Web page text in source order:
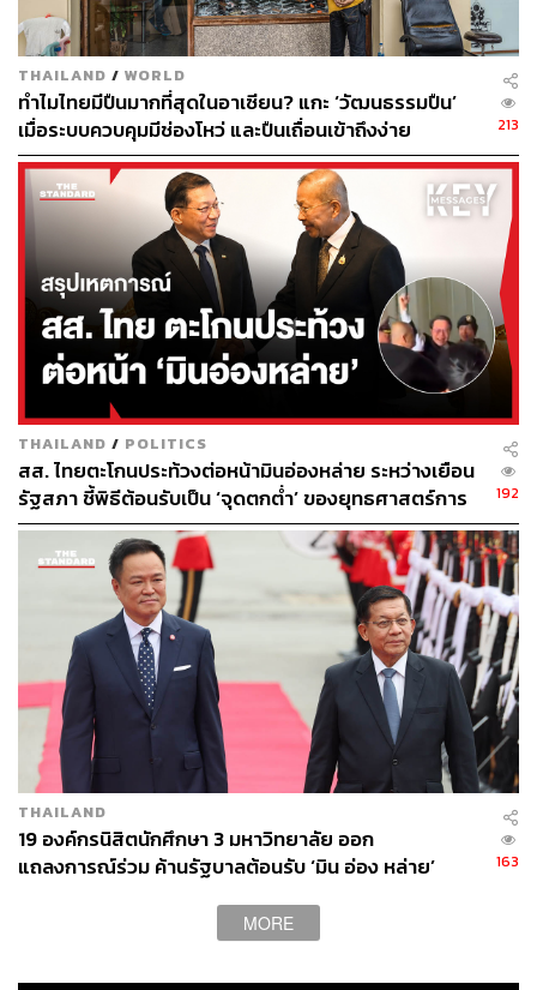
โดยเฉพาะพลังงานสะอาด โดยหวังเหว่ยจง ผู้ว่าการมณฑล
กวางตุ้งมีแผนเดินทางเยือนไทยในเดือนหน้า ซึ่งเขาหวังว่าทั้ง
สองฝ่ายจะใช้โอกาสนี้ตกลงความร่วมมือและการแลกเปลี่ยน
กันมากขึ้น อรรถยุทธ์กล่าว
ส่วนอุตสาหกรรมดิจิทัลนั้นมองว่าไทยยังคงพึ่งพาเงินสดและ
บัตรเครดิตในการชำระเงิน และใช้ดินสอหรือสีน้ำในการ
ออกแบบ ซึ่งเป็นลักษณะของประเทศที่ยังคงวิถีชีวิตดั้งเดิม
อาจเป็นโอกาสในการเรียนรู้แนวคิดดิจิทัลจากจีนอย่างเต็มที่
ในอนาคต
หรืออย่างประเทศต่างๆ ในเอเชียตะวันออกเฉียงใต้ที่มีวิถีที่คง
ไว้ซึ่งความดั้งเดิม เช่น ถ้าคุณไปอินโดนีเซีย, สปป.ลาว และ
กัมพูชา พวกเขายังรับวิถีชีวิตแบบดิจิทัลไม่มากนัก หรือถ้า
คุณไปเมียนมา จะพบว่ายังใช้เทคโนโลยีเก่าอยู่
ทั้งนี้ ตามการรายงานของ World Bank ระบุว่า จุดอ่อนของ
นวัตกรรมในประเทศไทยคือขาดแคลนบุคลากรด้านเทคนิค
การผลิตทางวิทยาศาสตร์ที่อ่อนแอ และการเข้าถึงแหล่งเงิน
ทุนที่จำกัด ส่งผลต่อการเติบโตของบริษัทขนาดกลางและ
ขนาดย่อม ดังนั้นล้วนเป็นโอกาสของอุตสาหกรรมดิจิทัลทั้ง
“เมื่อเราดูความสัมพันธ์ของเรากับจีน มันเป็นมากกว่า
อุตสาหกรรมดิจิทัลหรืออุตสาหกรรมสร้างสรรค์ การเกษตรที่
เป็นความร่วมมือที่สำคัญระหว่างไทยและจีนที่มีมานานจะ
สามารถแลกเปลี่ยนอุตสาหกรรมระหว่างกันในทุกระดับ และ
จะกระชับการประสานงานและความร่วมมือในด้านพหุภาคี
รวมถึงความร่วมมือระดับภูมิภาคให้แน่นแฟ้นยิ่งขึ้นต่อไป”
อรรถยุทธ์กล่าว
ทำไมต้องเป็น Greater Bay Area
THAILAND / WORLD
ทำไมไทยมีปืนมากที่สุดในอาเซียน? แกะ ‘วัฒนธรรมปืน’
เมื่อระบบควบคุมมีช่องโหว่ และปืนเถื่อนเข้าถึงง่าย
213
THAILAND / POLITICS
สส. ไทยตะโกนประท้วงต่อหน้ามินอ่องหล่าย ระหว่างเยือน
รัฐสภา ชี้พิธีต้อนรับเป็น ‘จุดตกต่ำ’ ของยุทธศาสตร์การ
ทูตไทย
192
THAILAND
19 องค์กรนิสิตนักศึกษา 3 มหาวิทยาลัย ออก
แถลงการณ์ร่วม ค้านรัฐบาลต้อนรับ ‘มิน อ่อง หล่าย’
163
MORE